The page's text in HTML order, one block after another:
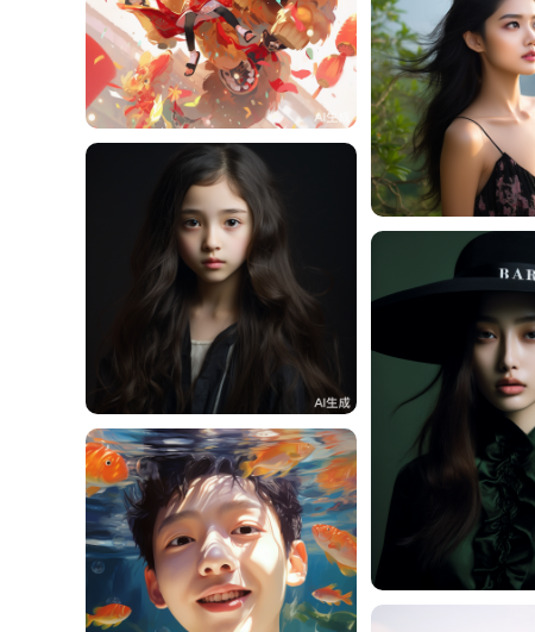
周周周 2
周周周 1